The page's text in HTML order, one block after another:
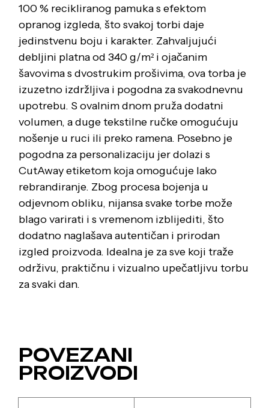
100 % recikliranog pamuka s efektom
opranog izgleda, što svakoj torbi daje
jedinstvenu boju i karakter. Zahvaljujući
debljini platna od 340 g/m² i ojačanim
šavovima s dvostrukim prošivima, ova torba je
izuzetno izdržljiva i pogodna za svakodnevnu
upotrebu. S ovalnim dnom pruža dodatni
volumen, a duge tekstilne ručke omogućuju
nošenje u ruci ili preko ramena. Posebno je
pogodna za personalizaciju jer dolazi s
CutAway etiketom koja omogućuje lako
rebrandiranje. Zbog procesa bojenja u
odjevnom obliku, nijansa svake torbe može
blago varirati i s vremenom izblijediti, što
dodatno naglašava autentičan i prirodan
izgled proizvoda. Idealna je za sve koji traže
održivu, praktičnu i vizualno upečatljivu torbu
za svaki dan.
POVEZANI
PROIZVODI